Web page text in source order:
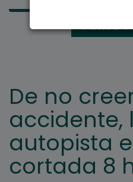
De no
accidente,
autopista
cortada 8